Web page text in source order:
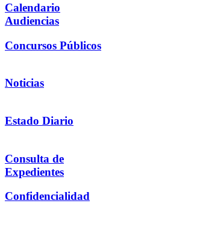
Calendario
Audiencias
Concursos Públicos
Noticias
Estado Diario
Consulta de
Expedientes
Confidencialidad